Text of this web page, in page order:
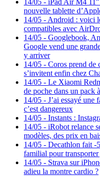
14/05 - iPad Air M4
nouvelle tablette
14/05 - Android : voici
compatibles avec
14/05 - Googlebook,
Google vend une
y arriver
14/05 - Coros prend de
s’invitent enfin chez
14/05 - Le Xiaomi
de poche dans un pack
14/05 - J’ai essayé une
c’est dangereux
14/05 - Instants :
14/05 - iRobot relance
modèles, des prix en
14/05 - Decathlon fait -
familial pour transporter
14/05 - Strava sur
adieu la montre cardio ?